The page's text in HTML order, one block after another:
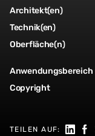
Architekt(en)
Technik(en)
Oberfläche(n)
Anwendungsbereich
Copyright
TEILEN AUF: Auf